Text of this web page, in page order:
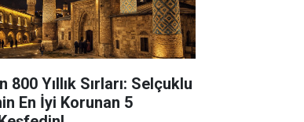
800 Yıllık Sırları: Selçuklu
En İyi Korunan 5